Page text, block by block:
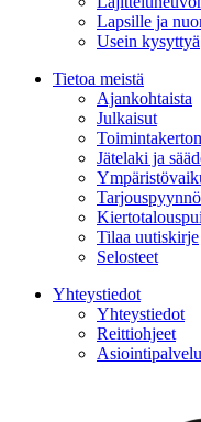
Lapsille ja
Usein kysyttyä
Tietoa meistä
Ajankohtaista
Julkaisut
Jätelaki ja
Tilaa uutiskirje
Selosteet
Yhteystiedot
Yhteystiedot
Reittiohjeet
Asiointipalvelu